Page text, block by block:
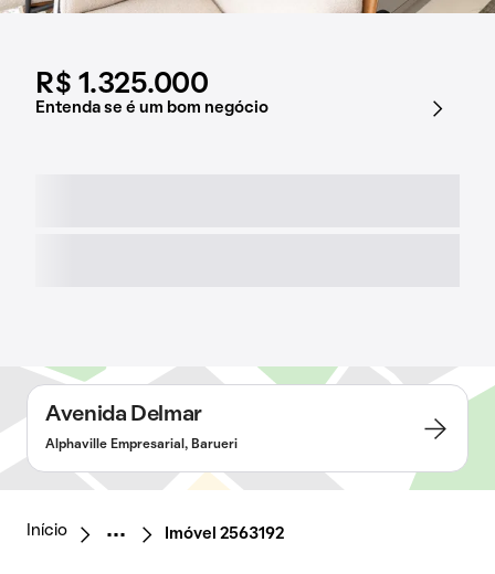
R$ 1.325.000
Entenda se é um bom negócio
Avenida Delmar
Alphaville Empresarial, Barueri
Início Imóvel 2563192